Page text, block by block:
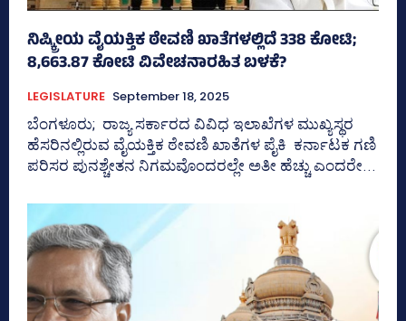
ನಿಷ್ಕ್ರೀಯ ವೈಯಕ್ತಿಕ ಠೇವಣಿ ಖಾತೆಗಳಲ್ಲಿದೆ 338 ಕೋಟಿ;
8,663.87 ಕೋಟಿ ವಿವೇಚನಾರಹಿತ ಬಳಕೆ?
LEGISLATURE September 18, 2025
ಬೆಂಗಳೂರು; ರಾಜ್ಯ ಸರ್ಕಾರದ ವಿವಿಧ ಇಲಾಖೆಗಳ ಮುಖ್ಯಸ್ಥರ
ಹೆಸರಿನಲ್ಲಿರುವ ವೈಯಕ್ತಿಕ ಠೇವಣಿ ಖಾತೆಗಳ ಪೈಕಿ ಕರ್ನಾಟಕ ಗಣಿ
ಪರಿಸರ ಪುನಶ್ಚೇತನ ನಿಗಮವೊಂದರಲ್ಲೇ ಅತೀ ಹೆಚ್ಚು ಎಂದರೇ...